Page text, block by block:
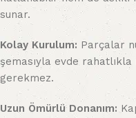
sunar.
Kolay Kurulum: Parçalar
şemasıyla evde
gerekmez.
Uzun Ömürlü Donanım: